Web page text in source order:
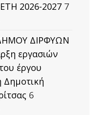
2026-2027 7
ΔΙΡΦΥΩΝ
εργασιών
έργου
Δημοτική
6